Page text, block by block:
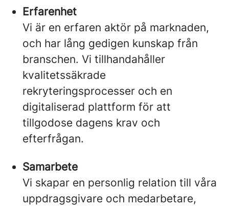
Erfarenhet
Vi är en erfaren aktör på marknaden,
och har lång gedigen kunskap från
branschen. Vi tillhandahåller
kvalitetssäkrade
rekryteringsprocesser och en
digitaliserad plattform för att
tillgodose dagens krav och
efterfrågan.
Samarbete
Vi skapar en personlig relation till våra
uppdragsgivare och medarbetare,